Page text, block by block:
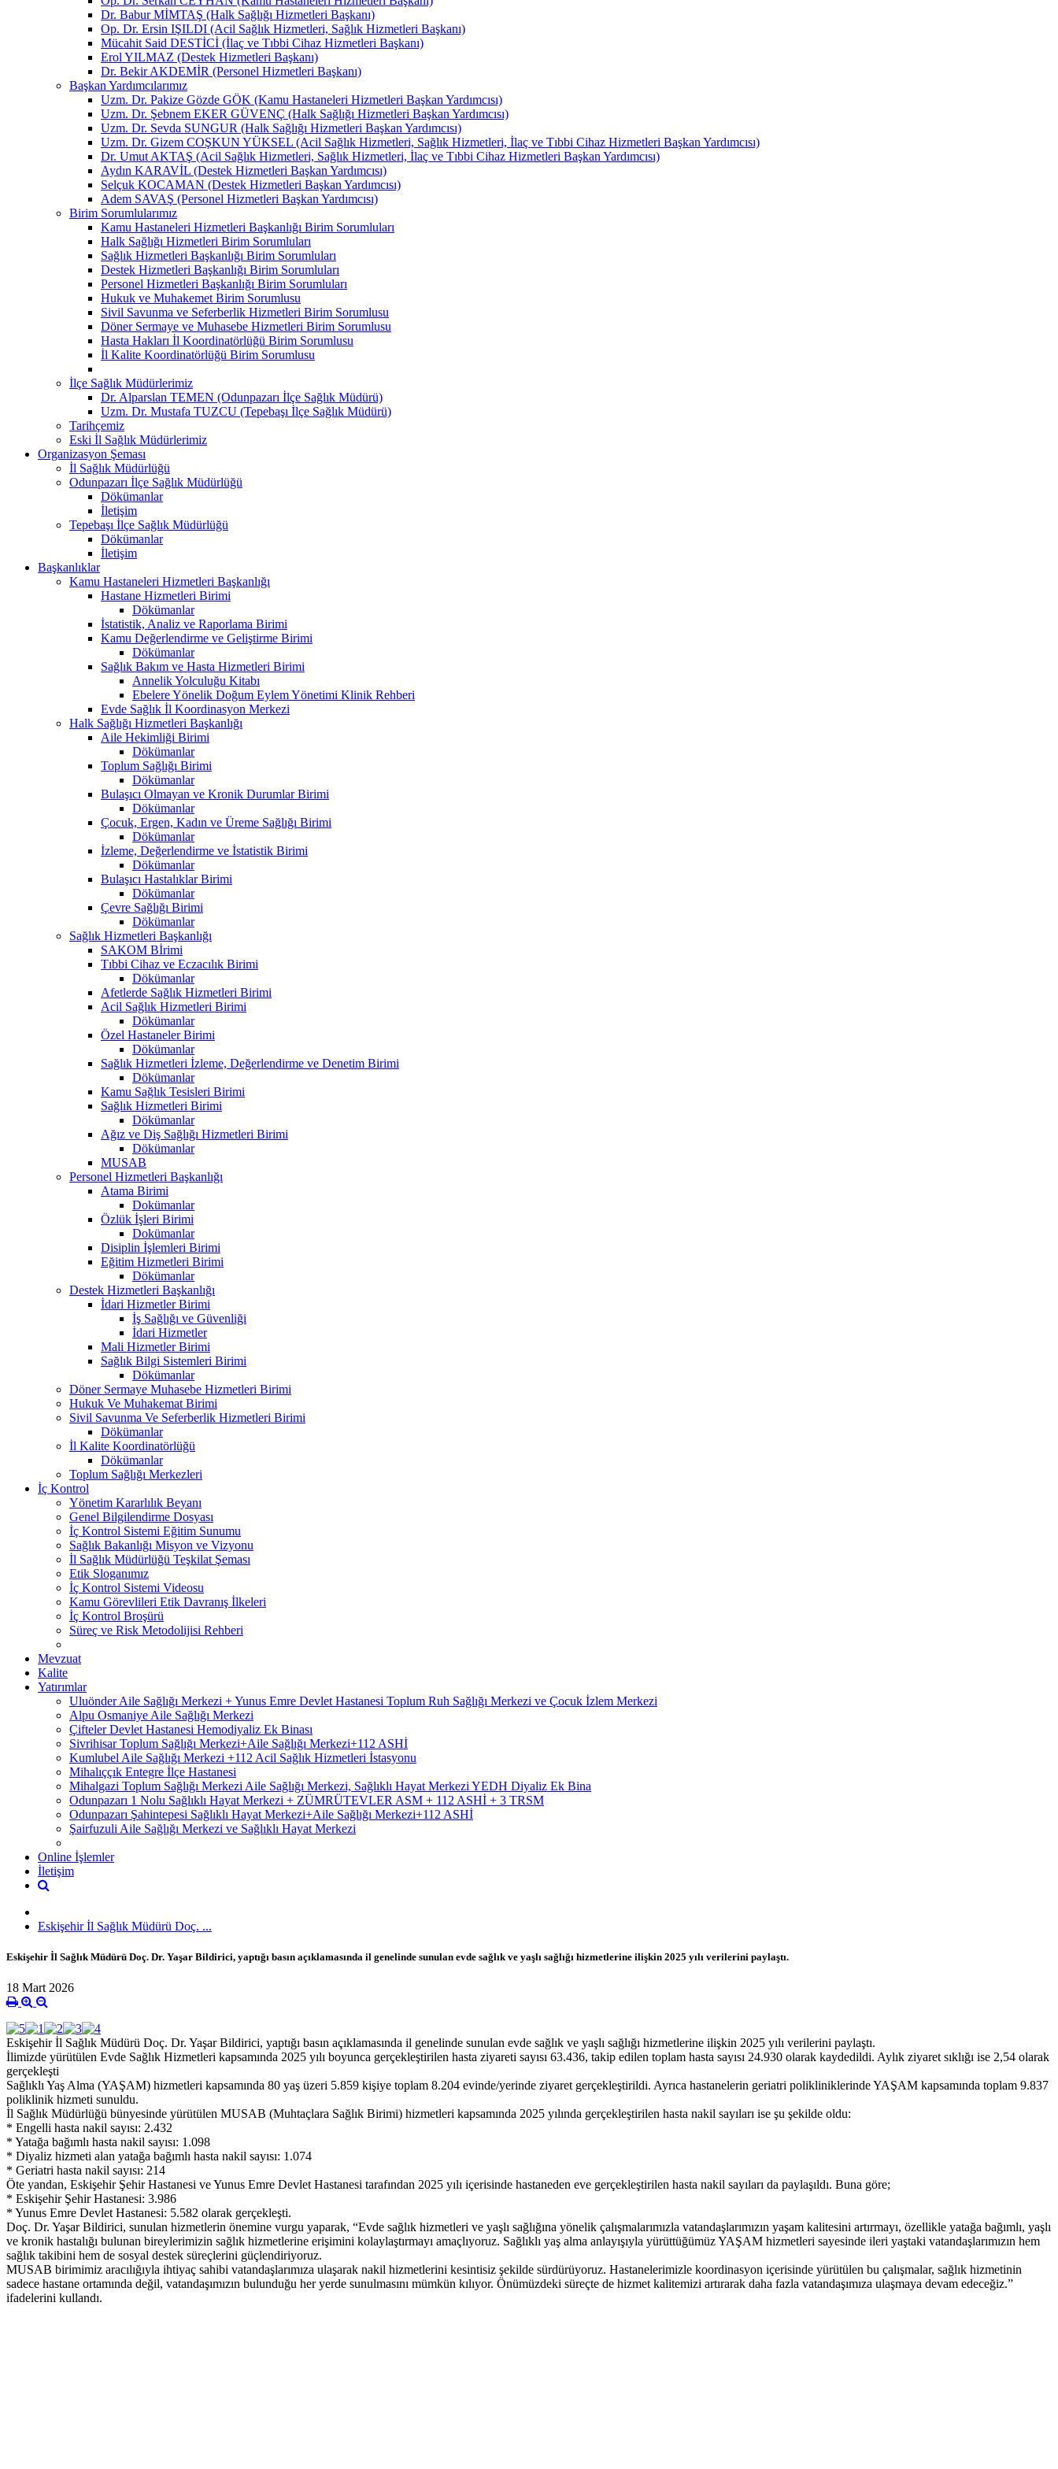
Dr. Babur MİMTAŞ (Halk Sağlığı Hizmetleri Başkanı)
Op. Dr. Ersin IŞILDI (Acil Sağlık Hizmetleri, Sağlık Hizmetleri Başkanı)
Mücahit Said DESTİCİ (İlaç ve Tıbbi Cihaz Hizmetleri Başkanı)
Erol YILMAZ (Destek Hizmetleri Başkanı)
Dr. Bekir AKDEMİR (Personel Hizmetleri Başkanı)
Başkan Yardımcılarımız
Uzm. Dr. Pakize Gözde GÖK (Kamu Hastaneleri Hizmetleri Başkan Yardımcısı)
Uzm. Dr. Şebnem EKER GÜVENÇ (Halk Sağlığı Hizmetleri Başkan Yardımcısı)
Uzm. Dr. Sevda SUNGUR (Halk Sağlığı Hizmetleri Başkan Yardımcısı)
Uzm. Dr. Gizem COŞKUN YÜKSEL (Acil Sağlık Hizmetleri, Sağlık Hizmetleri, İlaç ve Tıbbi Cihaz Hizmetleri Başkan Yardımcısı)
Dr. Umut AKTAŞ (Acil Sağlık Hizmetleri, Sağlık Hizmetleri, İlaç ve Tıbbi Cihaz Hizmetleri Başkan Yardımcısı)
Aydın KARAVİL (Destek Hizmetleri Başkan Yardımcısı)
Selçuk KOCAMAN (Destek Hizmetleri Başkan Yardımcısı)
Adem SAVAŞ (Personel Hizmetleri Başkan Yardımcısı)
Birim Sorumlularımız
Kamu Hastaneleri Hizmetleri Başkanlığı Birim Sorumluları
Halk Sağlığı Hizmetleri Birim Sorumluları
Sağlık Hizmetleri Başkanlığı Birim Sorumluları
Destek Hizmetleri Başkanlığı Birim Sorumluları
Personel Hizmetleri Başkanlığı Birim Sorumluları
Hukuk ve Muhakemet Birim Sorumlusu
Sivil Savunma ve Seferberlik Hizmetleri Birim Sorumlusu
Döner Sermaye ve Muhasebe Hizmetleri Birim Sorumlusu
Hasta Hakları İl Koordinatörlüğü Birim Sorumlusu
İl Kalite Koordinatörlüğü Birim Sorumlusu
İlçe Sağlık Müdürlerimiz
Dr. Alparslan TEMEN (Odunpazarı İlçe Sağlık Müdürü)
Uzm. Dr. Mustafa TUZCU (Tepebaşı İlçe Sağlık Müdürü)
Tarihçemiz
Eski İl Sağlık Müdürlerimiz
Organizasyon Şeması
İl Sağlık Müdürlüğü
Odunpazarı İlçe Sağlık Müdürlüğü
Dökümanlar
İletişim
Tepebaşı İlçe Sağlık Müdürlüğü
Dökümanlar
İletişim
Başkanlıklar
Kamu Hastaneleri Hizmetleri Başkanlığı
Hastane Hizmetleri Birimi
Dökümanlar
İstatistik, Analiz ve Raporlama Birimi
Kamu Değerlendirme ve Geliştirme Birimi
Dökümanlar
Sağlık Bakım ve Hasta Hizmetleri Birimi
Annelik Yolculuğu Kitabı
Ebelere Yönelik Doğum Eylem Yönetimi Klinik Rehberi
Evde Sağlık İl Koordinasyon Merkezi
Halk Sağlığı Hizmetleri Başkanlığı
Aile Hekimliği Birimi
Dökümanlar
Toplum Sağlığı Birimi
Dökümanlar
Bulaşıcı Olmayan ve Kronik Durumlar Birimi
Dökümanlar
Çocuk, Ergen, Kadın ve Üreme Sağlığı Birimi
Dökümanlar
İzleme, Değerlendirme ve İstatistik Birimi
Dökümanlar
Bulaşıcı Hastalıklar Birimi
Dökümanlar
Çevre Sağlığı Birimi
Dökümanlar
Sağlık Hizmetleri Başkanlığı
SAKOM Bİrimi
Tıbbi Cihaz ve Eczacılık Birimi
Dökümanlar
Afetlerde Sağlık Hizmetleri Birimi
Acil Sağlık Hizmetleri Birimi
Dökümanlar
Özel Hastaneler Birimi
Dökümanlar
Sağlık Hizmetleri İzleme, Değerlendirme ve Denetim Birimi
Dökümanlar
Kamu Sağlık Tesisleri Birimi
Sağlık Hizmetleri Birimi
Dökümanlar
Ağız ve Diş Sağlığı Hizmetleri Birimi
Dökümanlar
MUSAB
Personel Hizmetleri Başkanlığı
Atama Birimi
Dokümanlar
Özlük İşleri Birimi
Dokümanlar
Disiplin İşlemleri Birimi
Eğitim Hizmetleri Birimi
Dökümanlar
Destek Hizmetleri Başkanlığı
İdari Hizmetler Birimi
İş Sağlığı ve Güvenliği
İdari Hizmetler
Mali Hizmetler Birimi
Sağlık Bilgi Sistemleri Birimi
Dökümanlar
Döner Sermaye Muhasebe Hizmetleri Birimi
Hukuk Ve Muhakemat Birimi
Sivil Savunma Ve Seferberlik Hizmetleri Birimi
Dökümanlar
İl Kalite Koordinatörlüğü
Dökümanlar
Toplum Sağlığı Merkezleri
İç Kontrol
Yönetim Kararlılık Beyanı
Genel Bilgilendirme Dosyası
İç Kontrol Sistemi Eğitim Sunumu
Sağlık Bakanlığı Misyon ve Vizyonu
İl Sağlık Müdürlüğü Teşkilat Şeması
Etik Sloganımız
İç Kontrol Sistemi Videosu
Kamu Görevlileri Etik Davranış İlkeleri
İç Kontrol Broşürü
Süreç ve Risk Metodolijisi Rehberi
Mevzuat
Kalite
Yatırımlar
Uluönder Aile Sağlığı Merkezi + Yunus Emre Devlet Hastanesi Toplum Ruh Sağlığı Merkezi ve Çocuk İzlem Merkezi
Alpu Osmaniye Aile Sağlığı Merkezi
Çifteler Devlet Hastanesi Hemodiyaliz Ek Binası
Sivrihisar Toplum Sağlığı Merkezi+Aile Sağlığı Merkezi+112 ASHİ
Kumlubel Aile Sağlığı Merkezi +112 Acil Sağlık Hizmetleri İstasyonu
Mihalıççık Entegre İlçe Hastanesi
Mihalgazi Toplum Sağlığı Merkezi Aile Sağlığı Merkezi, Sağlıklı Hayat Merkezi YEDH Diyaliz Ek Bina
Odunpazarı 1 Nolu Sağlıklı Hayat Merkezi + ZÜMRÜTEVLER ASM + 112 ASHİ + 3 TRSM
Odunpazarı Şahintepesi Sağlıklı Hayat Merkezi+Aile Sağlığı Merkezi+112 ASHİ
Şairfuzuli Aile Sağlığı Merkezi ve Sağlıklı Hayat Merkezi
Online İşlemler
İletişim
Eskişehir İl Sağlık Müdürü Doç. ...
Eskişehir İl Sağlık Müdürü Doç. Dr. Yaşar Bildirici, yaptığı basın açıklamasında il genelinde sunulan evde sağlık ve yaşlı sağlığı hizmetlerine ilişkin 2025 yılı verilerini paylaştı.
18 Mart 2026
Eskişehir İl Sağlık Müdürü Doç. Dr. Yaşar Bildirici, yaptığı basın açıklamasında il genelinde sunulan evde sağlık ve yaşlı sağlığı hizmetlerine ilişkin 2025 yılı verilerini paylaştı.
İlimizde yürütülen Evde Sağlık Hizmetleri kapsamında 2025 yılı boyunca gerçekleştirilen hasta ziyareti sayısı 63.436, takip edilen toplam hasta sayısı 24.930 olarak kaydedildi. Aylık ziyaret sıklığı ise 2,54 olarak
gerçekleşti
Sağlıklı Yaş Alma (YAŞAM) hizmetleri kapsamında 80 yaş üzeri 5.859 kişiye toplam 8.204 evinde/yerinde ziyaret gerçekleştirildi. Ayrıca hastanelerin geriatri polikliniklerinde YAŞAM kapsamında toplam 9.837
poliklinik hizmeti sunuldu.
İl Sağlık Müdürlüğü bünyesinde yürütülen MUSAB (Muhtaçlara Sağlık Birimi) hizmetleri kapsamında 2025 yılında gerçekleştirilen hasta nakil sayıları ise şu şekilde oldu:
* Engelli hasta nakil sayısı: 2.432
* Yatağa bağımlı hasta nakil sayısı: 1.098
* Diyaliz hizmeti alan yatağa bağımlı hasta nakil sayısı: 1.074
* Geriatri hasta nakil sayısı: 214
Öte yandan, Eskişehir Şehir Hastanesi ve Yunus Emre Devlet Hastanesi tarafından 2025 yılı içerisinde hastaneden eve gerçekleştirilen hasta nakil sayıları da paylaşıldı. Buna göre;
* Eskişehir Şehir Hastanesi: 3.986
* Yunus Emre Devlet Hastanesi: 5.582 olarak gerçekleşti.
Doç. Dr. Yaşar Bildirici, sunulan hizmetlerin önemine vurgu yaparak, “Evde sağlık hizmetleri ve yaşlı sağlığına yönelik çalışmalarımızla vatandaşlarımızın yaşam kalitesini artırmayı, özellikle yatağa bağımlı, yaşlı
ve kronik hastalığı bulunan bireylerimizin sağlık hizmetlerine erişimini kolaylaştırmayı amaçlıyoruz. Sağlıklı yaş alma anlayışıyla yürüttüğümüz YAŞAM hizmetleri sayesinde ileri yaştaki vatandaşlarımızın hem
sağlık takibini hem de sosyal destek süreçlerini güçlendiriyoruz.
MUSAB birimimiz aracılığıyla ihtiyaç sahibi vatandaşlarımıza ulaşarak nakil hizmetlerini kesintisiz şekilde sürdürüyoruz. Hastanelerimizle koordinasyon içerisinde yürütülen bu çalışmalar, sağlık hizmetinin
sadece hastane ortamında değil, vatandaşımızın bulunduğu her yerde sunulmasını mümkün kılıyor. Önümüzdeki süreçte de hizmet kalitemizi artırarak daha fazla vatandaşımıza ulaşmaya devam edeceğiz.”
ifadelerini kullandı.